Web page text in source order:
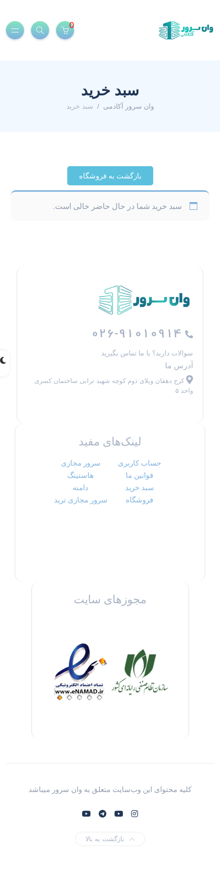
سبد خرید
وان سرور آکادمی سبد خرید
بازگشت به فروشگاه
سبد خرید شما در حال حاضر خالی است.
026-91010914
سوالات دارید؟ با ما تماس بگیرید
آدرس ما
کرج دهقان ویلای دوم کوچه شهید ترابی ساختمان کسری
واحد ۵
لینک‌های مفید
حساب کاربری
قوانین ما
سبد خرید
فروشگاه
سرور مجازی
هاستینگ
دامنه
سرور مجازی ترید
مجوزهای سایت
کلیه محتوای این وب‌سایت متعلق به وان سرور میباشد
بازگشت به بالا